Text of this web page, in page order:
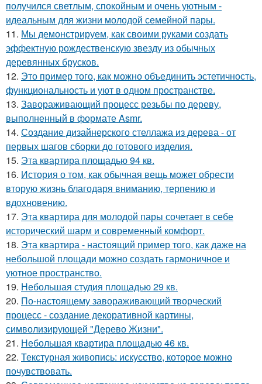
получился светлым, спокойным и очень уютным -
идеальным для жизни молодой семейной пары.
11. Мы демонстрируем, как своими руками создать
эффектную рождественскую звезду из обычных
деревянных брусков.
12. Это пример того, как можно объединить эстетичность,
функциональность и уют в одном пространстве.
13. Завораживающий процесс резьбы по дереву,
выполненный в формате Asmr.
14. Создание дизайнерского стеллажа из дерева - от
первых шагов сборки до готового изделия.
15. Эта квартира площадью 94 кв.
16. История о том, как обычная вещь может обрести
вторую жизнь благодаря вниманию, терпению и
вдохновению.
17. Эта квартира для молодой пары сочетает в себе
исторический шарм и современный комфорт.
18. Эта квартира - настоящий пример того, как даже на
небольшой площади можно создать гармоничное и
уютное пространство.
19. Небольшая студия площадью 29 кв.
20. По-настоящему завораживающий творческий
процесс - создание декоративной картины,
символизирующей "Дерево Жизни".
21. Небольшая квартира площадью 46 кв.
22. Текстурная живопись: искусство, которое можно
почувствовать.